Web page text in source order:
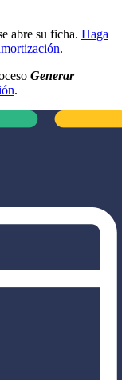
abre su ficha. Haga
.
Generar
.